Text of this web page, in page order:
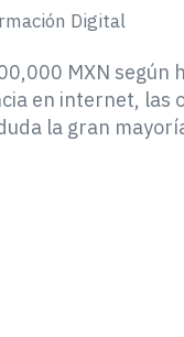
Digital
MXN según
en internet, las
la gran